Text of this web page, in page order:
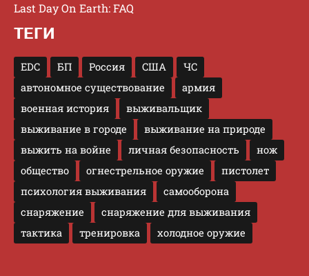
Last Day On Earth: FAQ
ТЕГИ
EDC БП Россия США
ЧС
автономное существование
армия
военная история
выживальщик
выживание в городе
выживание на природе
выжить на войне
личная безопасность
нож
общество
огнестрельное оружие
пистолет
психология выживания
самооборона
снаряжение
снаряжение для выживания
тактика
тренировка холодное оружие